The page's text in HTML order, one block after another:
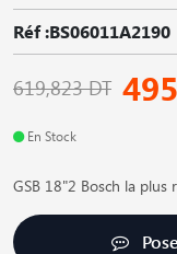
Réf :BS06011A2190
619,823 DT
En Stock
GSB 18"2 Bosch la